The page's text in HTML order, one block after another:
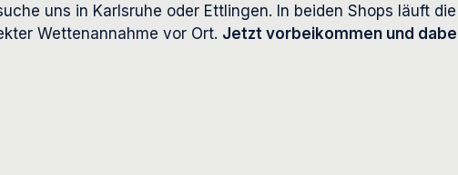
uns in Karlsruhe oder Ettlingen. In beiden Shops läuft
Wettenannahme vor Ort. Jetzt vorbeikommen und